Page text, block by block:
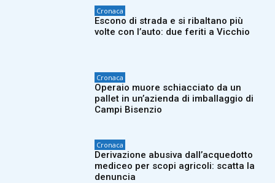
Cronaca
Escono di strada e si ribaltano più
volte con l’auto: due feriti a Vicchio
Cronaca
Operaio muore schiacciato da un
pallet in un’azienda di imballaggio di
Campi Bisenzio
Cronaca
Derivazione abusiva dall’acquedotto
mediceo per scopi agricoli: scatta la
denuncia